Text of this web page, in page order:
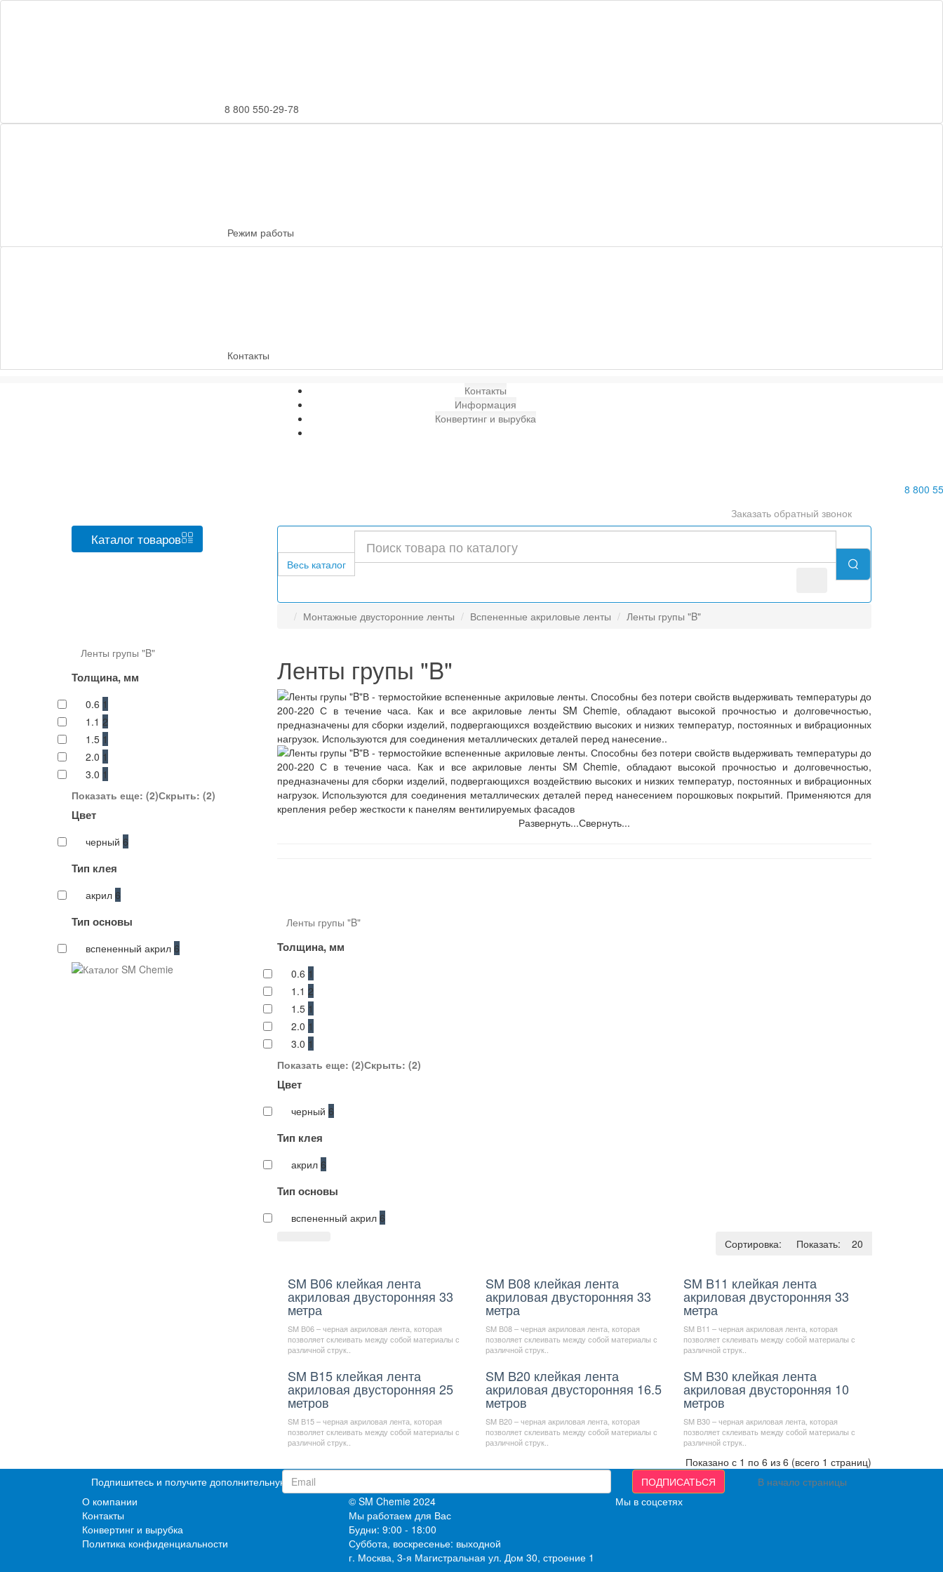
8 800 550-29-78
Режим работы
Контакты
Контакты
Информация
Конвертинг и вырубка
8 800
Заказать обратный звонок
Каталог товаров
Весь каталог
Ленты групы "B"
Толщина, мм
0.6 1
1.1 2
1.5 1
2.0 1
3.0 1
Показать еще: (2)Скрыть: (2)
Цвет
черный 6
Тип клея
акрил 6
Тип основы
вспененный акрил 6
Монтажные двусторонние ленты Вспененные акриловые ленты Ленты групы "B"
Ленты групы "B"
В - термостойкие вспененные акриловые ленты. Способны без потери свойств выдерживать температуры до
200-220 С в течение часа. Как и все акриловые ленты SM Chemie, обладают высокой прочностью и долговечностью,
предназначены для сборки изделий, подвергающихся воздействию высоких и низких температур, постоянных и вибрационных
нагрузок. Используются для соединения металлических деталей перед нанесение..
В - термостойкие вспененные акриловые ленты. Способны без потери свойств выдерживать температуры до
200-220 С в течение часа. Как и все акриловые ленты SM Chemie, обладают высокой прочностью и долговечностью,
предназначены для сборки изделий, подвергающихся воздействию высоких и низких температур, постоянных и вибрационных
нагрузок. Используются для соединения металлических деталей перед нанесением порошковых покрытий. Применяются для
крепления ребер жесткости к панелям вентилируемых фасадов
Развернуть...Свернуть...
Ленты групы "B"
Толщина, мм
0.6 1
1.1 2
1.5 1
2.0 1
3.0 1
Показать еще: (2)Скрыть: (2)
Цвет
черный 6
Тип клея
акрил 6
Тип основы
вспененный акрил 6
Показать:
20
Сортировка: По умолчанию
SM B06 клейкая лента
акриловая двусторонняя 33
метра
SM В06 – черная акриловая лента, которая
позволяет склеивать между собой материалы с
различной струк..
SM B08 клейкая лента
акриловая двусторонняя 33
метра
SM В08 – черная акриловая лента, которая
позволяет склеивать между собой материалы с
различной струк..
SM B11 клейкая лента
акриловая двусторонняя 33
метра
SM В11 – черная акриловая лента, которая
позволяет склеивать между собой материалы с
различной струк..
SM B15 клейкая лента
акриловая двусторонняя 25
метров
SM В15 – черная акриловая лента, которая
позволяет склеивать между собой материалы с
различной струк..
SM B20 клейкая лента
акриловая двусторонняя 16.5
метров
SM В20 – черная акриловая лента, которая
позволяет склеивать между собой материалы с
различной струк..
SM B30 клейкая лента
акриловая двусторонняя 10
метров
SM В30 – черная акриловая лента, которая
позволяет склеивать между собой материалы с
различной струк..
Показано с 1 по 6 из 6 (всего 1 страниц)
Подпишитесь и получите дополнительную скидку
ПОДПИСАТЬСЯ
В начало страницы
О компании
Контакты
Конвертинг и вырубка
Политика конфиденциальности
© SM Chemie 2024
Мы работаем для Вас
Будни: 9:00 - 18:00
Суббота, воскресенье: выходной
г. Москва, 3-я Магистральная ул. Дом 30, строение 1
Мы в соцсетях